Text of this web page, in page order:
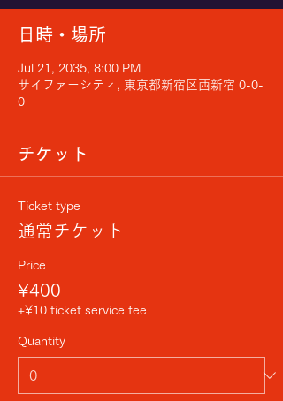
日時・場所
Jul 21, 2035, 8:00 PM
サイファーシティ, 東京都新宿区西新宿 0-0-
0
チケット
Ticket type
通常チケット
Price
¥400
+¥10 ticket service fee
Quantity